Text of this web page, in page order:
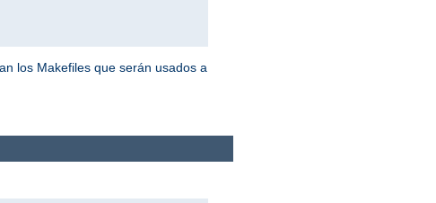
los Makefiles que serán usados a